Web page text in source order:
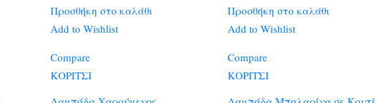
Προσθήκη στο καλάθι
Add to Wishlist
Compare
ΚΟΡΙΤΣΙ
Προσθήκη στο καλάθι
Add to Wishlist
Compare
ΚΟΡΙΤΣΙ